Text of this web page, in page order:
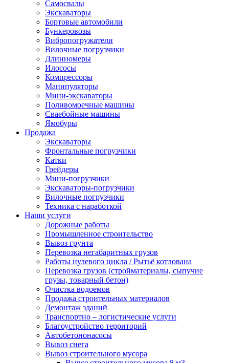
Самосвалы
Экскаваторы
Бортовые автомобили
Бункеровозы
Вибропогружатели
Вилочные погрузчики
Длинномеры
Илососы
Компрессоры
Манипуляторы
Мини-экскаваторы
Поливомоечные машины
Сваебойные машины
Ямобуры
Продажа
Экскаваторы
Фронтальные погрузчики
Катки
Грейдеры
Мини-погрузчики
Экскаваторы-погрузчики
Вилочные погрузчики
Техника с наработкой
Наши услуги
Дорожные работы
Промышленное строительство
Вывоз грунта
Перевозка негабаритных грузов
Работы нулевого цикла / Рытьё котлована
Перевозка грузов (стройматериалы, сыпучие
грузы, товарный бетон)
Очистка водоемов
Продажа строительных материалов
Демонтаж зданий
Транспортно – логистические услуги
Благоустройство территорий
Автобетононасосы
Вывоз снега
Вывоз строительного мусора